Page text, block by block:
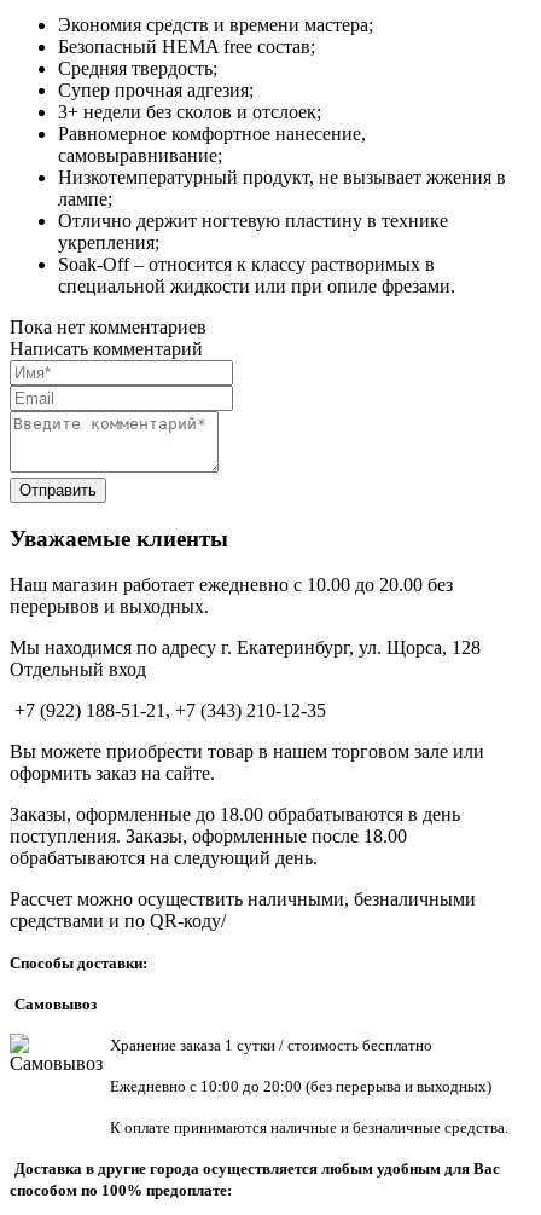
Экономия средств и времени мастера;
Безопасный HEMA free состав;
Средняя твердость;
Супер прочная адгезия;
3+ недели без сколов и отслоек;
Равномерное комфортное нанесение,
самовыравнивание;
Низкотемпературный продукт, не вызывает жжения в
лампе;
Отлично держит ногтевую пластину в технике
укрепления;
Soak-Off – относится к классу растворимых в
специальной жидкости или при опиле фрезами.
Пока нет комментариев
Написать комментарий
Уважаемые клиенты
Наш магазин работает ежедневно с 10.00 до 20.00 без
перерывов и выходных.
Мы находимся по адресу г. Екатеринбург, ул. Щорса, 128
Отдельный вход
+7 (922) 188-51-21, +7 (343) 210-12-35
Вы можете приобрести товар в нашем торговом зале или
оформить заказ на сайте.
Заказы, оформленные до 18.00 обрабатываются в день
поступления. Заказы, оформленные после 18.00
обрабатываются на следующий день.
Рассчет можно осуществить наличными, безналичными
средствами и по QR-коду/
Способы доставки:
Самовывоз
Хранение заказа 1 сутки / стоимость бесплатно
Ежедневно с 10:00 до 20:00 (без перерыва и выходных)
К оплате принимаются наличные и безналичные средства.
Доставка в другие города осуществляется любым удобным для Вас
способом по 100% предоплате: